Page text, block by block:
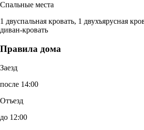
Спальные места
1 двуспальная кровать, 1 двухъярусная
диван-кровать
Правила дома
Заезд
после 14:00
Отъезд
до 12:00